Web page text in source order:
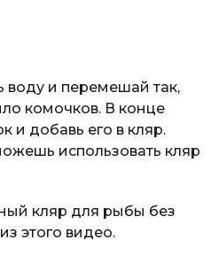
воду и перемешай так,
комочков. В конце
и добавь его в кляр.
использовать кляр
кляр для рыбы без
этого видео.